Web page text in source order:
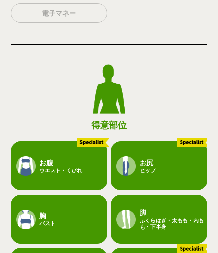
電子マネー
得意部位
お腹
ウエスト・くびれ
お尻
ヒップ
胸
バスト
脚
ふくらはぎ・太もも・内も
も・下半身